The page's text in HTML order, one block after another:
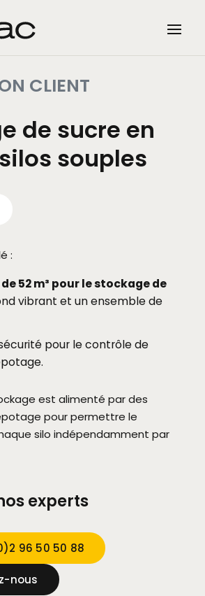
CLIENT
de sucre en
souples
:
52 m³ pour le stockage de
vibrant et un ensemble de
pour le contrôle de
est alimenté par des
pour permettre le
silo indépendamment par
experts
96 50 50 88
nous